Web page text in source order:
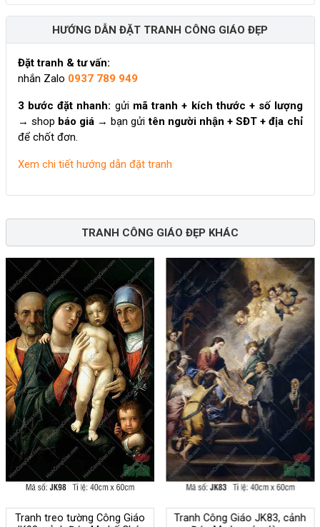
HƯỚNG DẪN ĐẶT TRANH CÔNG GIÁO ĐẸP
Đặt tranh & tư vấn:
nhắn Zalo 0937 789 949
3 bước đặt nhanh: gửi mã tranh + kích thước + số lượng
→ shop báo giá→ bạn gửitên người nhận + SĐT + địa chỉ
để chốt đơn.
Xem chi tiết hướng dẫn đặt tranh
TRANH CÔNG GIÁO ĐẸP KHÁC
Tranh treo tường Công Giáo
Tranh Công Giáo JK83, cảnh